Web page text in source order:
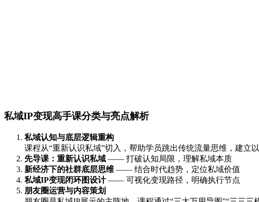
私域IP变现高手课分类与亮点解析
私域认知与底层逻辑重构
课程从“重新认识私域”切入，帮助学员跳出传统流量思维，建立
先导课：重新认识私域 —— 打破认知局限，理解私域本质
新经济下的社群底层思维 —— 结合时代趋势，定位私域价值
私域IP变现闭环图设计—— 可视化变现路径，明确执行节点
朋友圈运营与内容策划